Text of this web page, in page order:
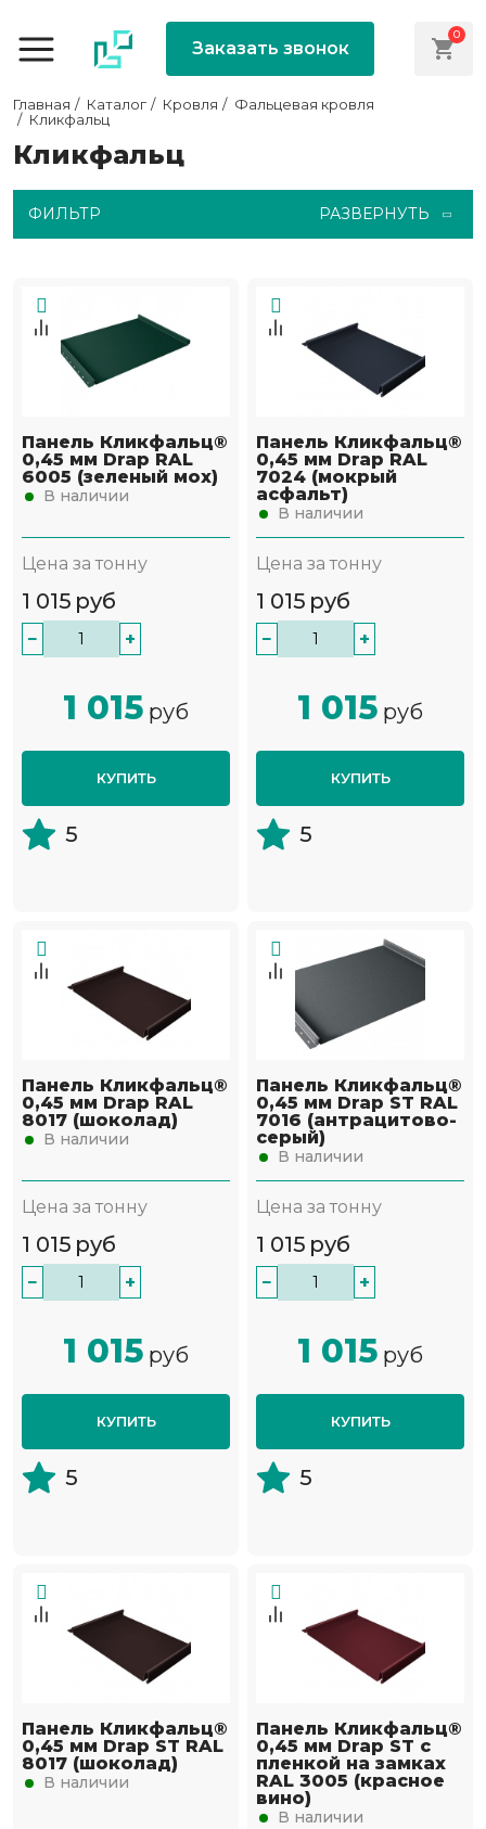
Заказать звонок
0
Главная Каталог Кровля
Фальцевая кровля
Кликфальц
Кликфальц
ФИЛЬТР РАЗВЕРНУТЬ
Панель Кликфальц®
0,45 мм Drap RAL
6005 (зеленый мох)
В наличии
Цена за тонну
1 015 руб
− +
1 015 руб
КУПИТЬ
5
Панель Кликфальц®
0,45 мм Drap RAL
7024 (мокрый
асфальт)
В наличии
Цена за тонну
1 015 руб
− +
1 015 руб
КУПИТЬ
5
Панель Кликфальц®
0,45 мм Drap RAL
8017 (шоколад)
В наличии
Цена за тонну
1 015 руб
− +
1 015 руб
КУПИТЬ
5
Панель Кликфальц®
0,45 мм Drap ST RAL
7016 (антрацитово-
серый)
В наличии
Цена за тонну
1 015 руб
− +
1 015 руб
КУПИТЬ
5
Панель Кликфальц®
0,45 мм Drap ST RAL
8017 (шоколад)
В наличии
Панель Кликфальц®
0,45 мм Drap ST с
пленкой на замках
RAL 3005 (красное
вино)
В наличии